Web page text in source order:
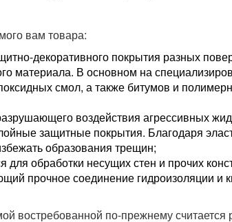
вам товара:
декоративного покрытия разных
материала. В основном на
смол, а также битумов и
воздействия агрессивных
защитные покрытия. Благодаря
образования трещин;
обработки несущих стен и прочих
прочное соединение гидроизоляции и
востребованной по-прежнему считается